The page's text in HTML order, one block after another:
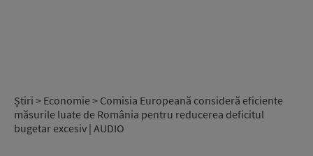
Știri > Economie> Comisia Europeană consideră eficiente
măsurile luate de România pentru reducerea deficitul
bugetar excesiv | AUDIO